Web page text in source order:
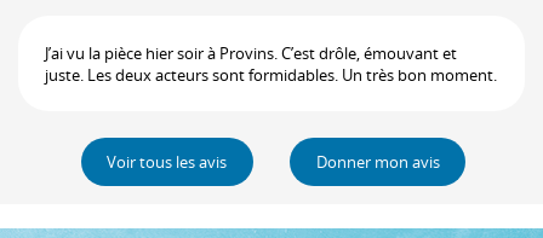
J’ai vu la pièce hier soir à Provins. C’est drôle, émouvant et
juste. Les deux acteurs sont formidables. Un très bon moment.
Voir tous les avis Donner mon avis